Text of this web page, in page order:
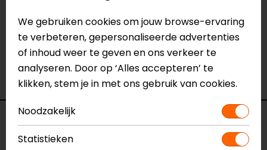
Eindhoven, Vianen of Apeldoorn. In de winkels kun je
het product bekijken & passen en staan onze
verkoopmedewerkers voor je klaar met advies.
Bekijk onze andereairbagvesten.
Specificaties
We gebruiken cookies om jouw browse-ervaring
te verbeteren, gepersonaliseerde advertenties
of inhoud weer te geven en ons verkeer te
analyseren. Door op ‘Alles accepteren’ te
klikken, stem je in met ons gebruik van cookies.
Noodzakelijk
Statistieken